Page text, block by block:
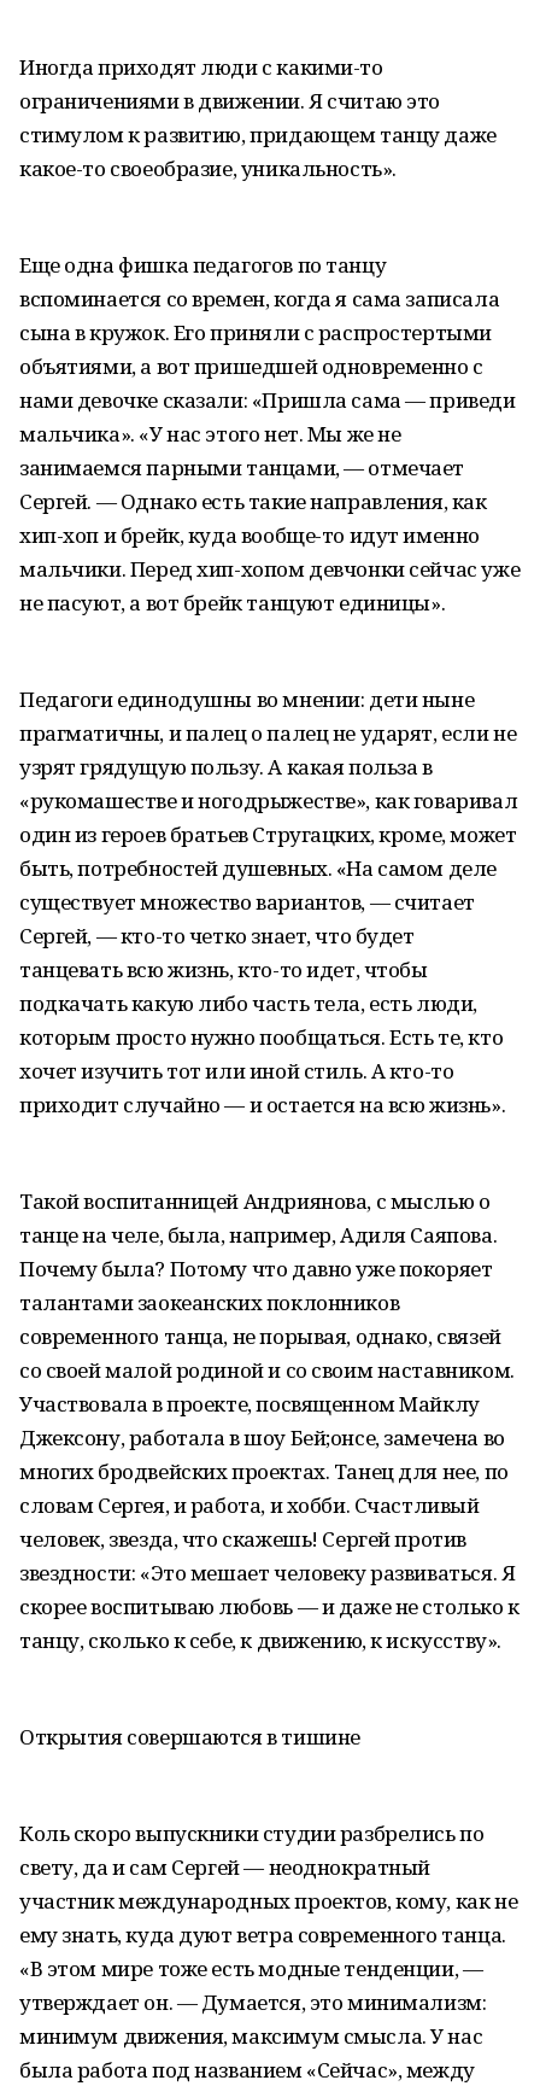
Иногда приходят люди с какими-то
ограничениями в движении. Я считаю это
стимулом к развитию, придающем танцу даже
какое-то своеобразие, уникальность».
Еще одна фишка педагогов по танцу
вспоминается со времен, когда я сама записала
сына в кружок. Его приняли с распростертыми
объятиями, а вот пришедшей одновременно с
нами девочке сказали: «Пришла сама — приведи
мальчика». «У нас этого нет. Мы же не
занимаемся парными танцами, — отмечает
Сергей. — Однако есть такие направления, как
хип-хоп и брейк, куда вообще-то идут именно
мальчики. Перед хип-хопом девчонки сейчас уже
не пасуют, а вот брейк танцуют единицы».
Педагоги единодушны во мнении: дети ныне
прагматичны, и палец о палец не ударят, если не
узрят грядущую пользу. А какая польза в
«рукомашестве и ногодрыжестве», как говаривал
один из героев братьев Стругацких, кроме, может
быть, потребностей душевных. «На самом деле
существует множество вариантов, — считает
Сергей, — кто-то четко знает, что будет
танцевать всю жизнь, кто-то идет, чтобы
подкачать какую либо часть тела, есть люди,
которым просто нужно пообщаться. Есть те, кто
хочет изучить тот или иной стиль. А кто-то
приходит случайно — и остается на всю жизнь».
Такой воспитанницей Андриянова, с мыслью о
танце на челе, была, например, Адиля Саяпова.
Почему была? Потому что давно уже покоряет
талантами заокеанских поклонников
современного танца, не порывая, однако, связей
со своей малой родиной и со своим наставником.
Участвовала в проекте, посвященном Майклу
Джексону, работала в шоу Бей;онсе, замечена во
многих бродвейских проектах. Танец для нее, по
словам Сергея, и работа, и хобби. Счастливый
человек, звезда, что скажешь! Сергей против
звездности: «Это мешает человеку развиваться. Я
скорее воспитываю любовь — и даже не столько к
танцу, сколько к себе, к движению, к искусству».
Открытия совершаются в тишине
Коль скоро выпускники студии разбрелись по
свету, да и сам Сергей — неоднократный
участник международных проектов, кому, как не
ему знать, куда дуют ветра современного танца.
«В этом мире тоже есть модные тенденции, —
утверждает он. — Думается, это минимализм:
минимум движения, максимум смысла. У нас
была работа под названием «Сейчас», между